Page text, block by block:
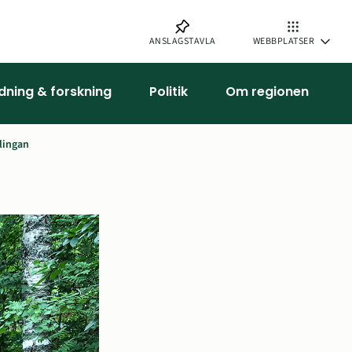
ANSLAGSTAVLA WEBBPLATSER
& forskning Politik Om regionen